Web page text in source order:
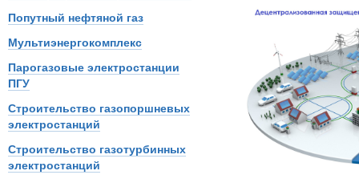
Попутный нефтяной газ
Мультиэнергокомплекс
Парогазовые электростанции
ПГУ
Строительство газопоршневых
электростанций
Строительство газотурбинных
электростанций